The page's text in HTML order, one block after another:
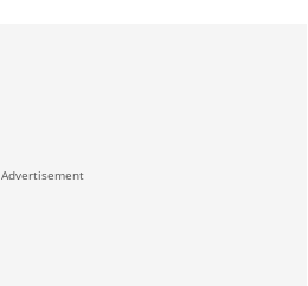
Advertisement